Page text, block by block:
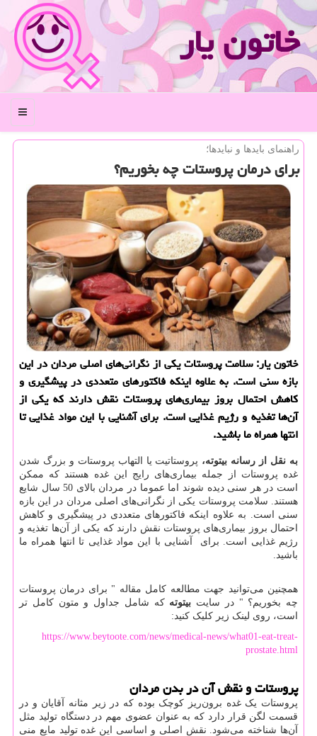
خاتون یار
منو
راهنمای بایدها و نبایدها؛
برای درمان پروستات چه بخوریم؟
خاتون یار: سلامت پروستات یکی از نگرانی‌های اصلی مردان در این
بازه سنی است. به علاوه اینکه فاکتورهای متعددی در پیشگیری و
کاهش احتمال بروز بیماری‌های پروستات نقش دارند که یکی از
آن‌ها تغذیه و رژیم غذایی است. برای آشنایی با این مواد غذایی تا
انتها همراه ما باشید.
به نقل از رسانه بیتوته، پروستاتیت یا التهاب پروستات و بزرگ شدن
غده پروستات از جمله بیماری‌های رایج این غده هستند که ممکن
است در هر سنی دیده‌ شوند اما عموما در مردان بالای 50 سال شایع
هستند. سلامت پروستات یکی از نگرانی‌های اصلی مردان در این بازه
سنی است. به علاوه اینکه فاکتورهای متعددی در پیشگیری و کاهش
احتمال بروز بیماری‌های پروستات نقش دارند که یکی از آن‌ها تغذیه و
رژیم غذایی است. برای آشنایی با این مواد غذایی تا انتها همراه ما
باشید.
همچنین می‌توانید جهت مطالعه کامل مقاله " برای درمان پروستات
چه بخوریم؟ " در سایت بیتوتهکه شامل جداول و متون کامل تر
است، روی لینک زیر کلیک کنید:
https://www.beytoote.com/news/medical-news/what01-eat-treat-
prostate.html
پروستات و نقش آن در بدن مردان
پروستات یک غده برون‌ریز کوچک بوده که در زیر مثانه آقایان و در
قسمت لگن قرار دارد که به عنوان عضوی مهم در دستگاه تولید مثل
آن‌ها شناخته می‌شود. نقش اصلی و اساسی این غده تولید مایع منی